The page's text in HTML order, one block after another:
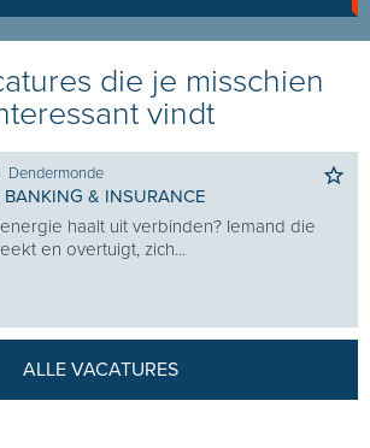
die je misschien
vindt
Dendermonde
& INSURANCE
haalt uit verbinden? Iemand die
en overtuigt, zich...
ALLE VACATURES